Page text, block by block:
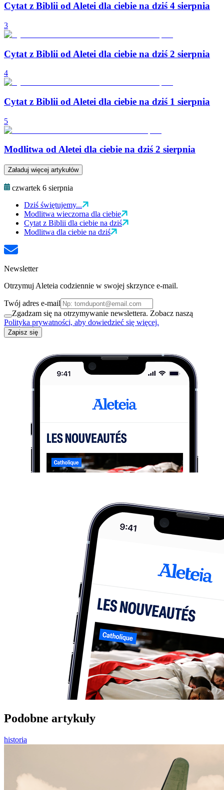
Cytat z Biblii od Aletei dla ciebie na dziś 4 sierpnia
3
Cytat z Biblii od Aletei dla ciebie na dziś 2 sierpnia
4
Cytat z Biblii od Aletei dla ciebie na dziś 1 sierpnia
5
Modlitwa od Aletei dla ciebie na dziś 2 sierpnia
Załaduj więcej artykułów
czwartek 6 sierpnia
Dziś świętujemy...
Modlitwa wieczorna dla ciebie
Cytat z Biblii dla ciebie na dziś
Modlitwa dla ciebie na dziś
Newsletter
Otrzymuj Aleteia codziennie w swojej skrzynce e-mail.
Twój adres e-mail
Zgadzam się na otrzymywanie newslettera. Zobacz naszą
Polityka prywatności, aby dowiedzieć się więcej.
Zapisz się
Podobne artykuły
historia